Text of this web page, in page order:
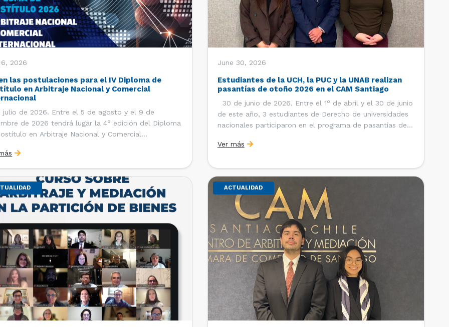
2026
las postulaciones para el IV Diploma de
en Arbitraje Nacional y Comercial
julio de 2026. Entre el 5 de agosto y el 9 de
de 2026 tendrá lugar la 4° edición del Diploma
en Arbitraje Nacional y Comercial
Internacional de la Facultad de Derecho de la
de Chile y […]
June 30, 2026
Estudiantes de la UCH, la PUC y la UNAB realizan
pasantías de otoño 2026 en el CAM Santiago
30 de junio de 2026. Entre el 1° de abril y el 30 de junio
de este año, 3 estudiantes de Derecho de universidades
nacionales participaron en el programa de pasantías del
Comercio de Santiago (CCS). Así, se realizaron […]
Ver más
ACTUALIDAD